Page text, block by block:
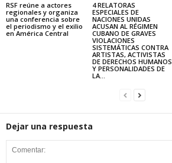
RSF reúne a actores
regionales y organiza
una conferencia sobre
el periodismo y el exilio
en América Central
4 RELATORAS
ESPECIALES DE
NACIONES UNIDAS
ACUSAN AL RÉGIMEN
CUBANO DE GRAVES
VIOLACIONES
SISTEMÁTICAS CONTRA
ARTISTAS, ACTIVISTAS
DE DERECHOS HUMANOS
Y PERSONALIDADES DE
LA...
Dejar una respuesta